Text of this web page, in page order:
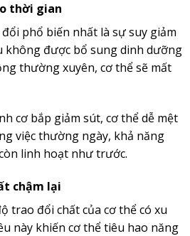
thời gian
phổ biến nhất là sự suy giảm
không được bổ sung dinh dưỡng
thường xuyên, cơ thể sẽ mất
cơ bắp giảm sút, cơ thể dễ mệt
việc thường ngày, khả năng
linh hoạt như trước.
chậm lại
trao đổi chất của cơ thể có xu
này khiến cơ thể tiêu hao năng